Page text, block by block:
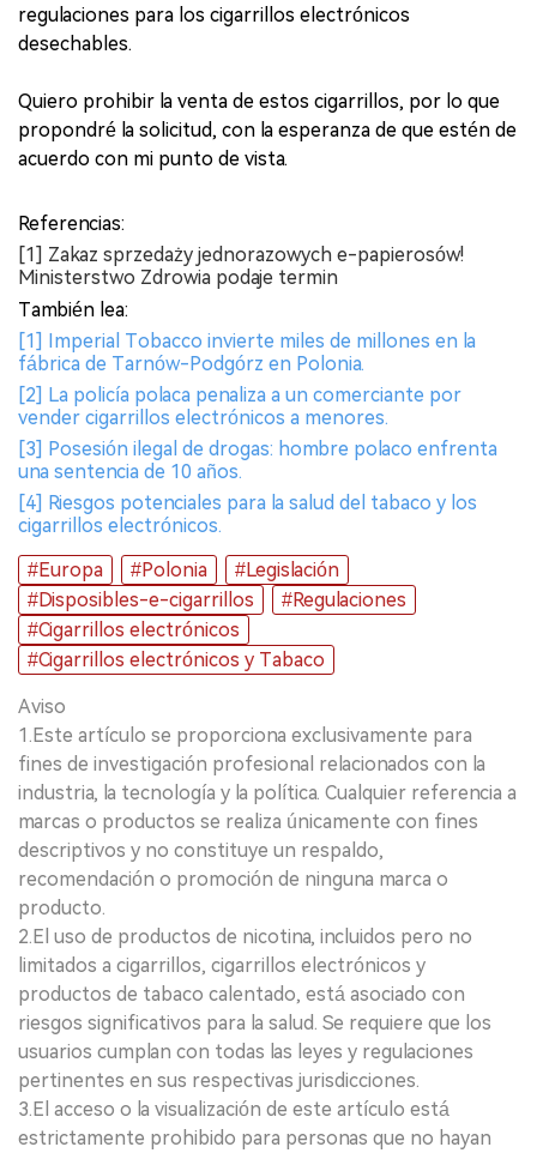
regulaciones para los cigarrillos electrónicos
desechables.
Quiero prohibir la venta de estos cigarrillos, por lo que
propondré la solicitud, con la esperanza de que estén de
acuerdo con mi punto de vista.
Referencias:
[1] Zakaz sprzedaży jednorazowych e-papierosów!
Ministerstwo Zdrowia podaje termin
También lea:
[1] Imperial Tobacco invierte miles de millones en la
fábrica de Tarnów-Podgórz en Polonia.
[2] La policía polaca penaliza a un comerciante por
vender cigarrillos electrónicos a menores.
[3] Posesión ilegal de drogas: hombre polaco enfrenta
una sentencia de 10 años.
[4] Riesgos potenciales para la salud del tabaco y los
cigarrillos electrónicos.
#Europa
#Polonia
#Legislación
#Disposibles-e-cigarrillos
#Regulaciones
#Cigarrillos electrónicos
#Cigarrillos electrónicos y Tabaco
Aviso
1.Este artículo se proporciona exclusivamente para
fines de investigación profesional relacionados con la
industria, la tecnología y la política. Cualquier referencia a
marcas o productos se realiza únicamente con fines
descriptivos y no constituye un respaldo,
recomendación o promoción de ninguna marca o
producto.
2.El uso de productos de nicotina, incluidos pero no
limitados a cigarrillos, cigarrillos electrónicos y
productos de tabaco calentado, está asociado con
riesgos significativos para la salud. Se requiere que los
usuarios cumplan con todas las leyes y regulaciones
pertinentes en sus respectivas jurisdicciones.
3.El acceso o la visualización de este artículo está
estrictamente prohibido para personas que no hayan